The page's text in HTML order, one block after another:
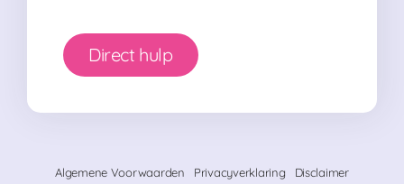
Direct hulp
Algemene Voorwaarden Privacyverklaring Disclaimer